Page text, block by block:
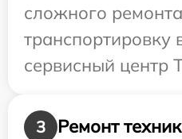
сложного
транспортировку
сервисный центр
3
Ремонт